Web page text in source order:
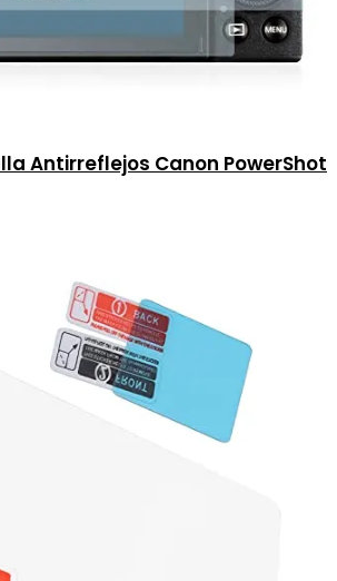
Antirreflejos Canon PowerShot